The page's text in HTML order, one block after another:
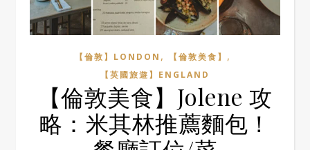
【倫敦】LONDON , 【倫敦美食】 ,
【英國旅遊】ENGLAND
【倫敦美食】Jolene 攻
略：米其林推薦麵包！